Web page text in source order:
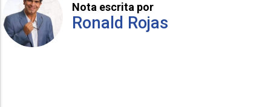
Nota escrita por
Ronald Rojas